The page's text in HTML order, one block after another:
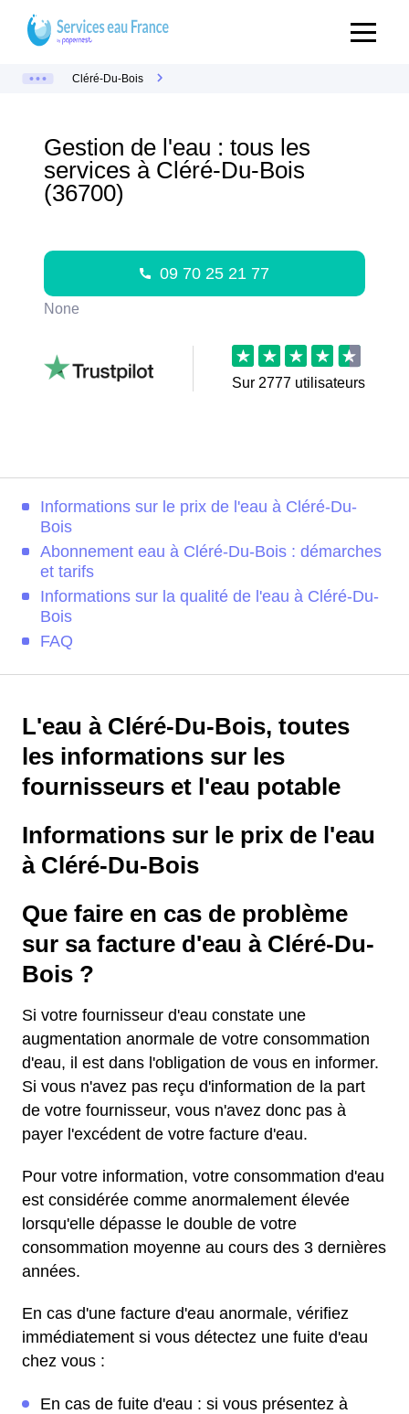
Cléré-Du-Bois
Gestion de l'eau : tous les
services à Cléré-Du-Bois
(36700)
09 70 25 21 77
None
Sur 2777 utilisateurs
Informations sur le prix de l'eau à Cléré-Du-
Bois
Abonnement eau à Cléré-Du-Bois : démarches
et tarifs
Informations sur la qualité de l'eau à Cléré-Du-
Bois
FAQ
L'eau à Cléré-Du-Bois, toutes
les informations sur les
fournisseurs et l'eau potable
Informations sur le prix de l'eau
à Cléré-Du-Bois
Que faire en cas de problème
sur sa facture d'eau à Cléré-Du-
Bois ?
Si votre fournisseur d'eau constate une
augmentation anormale de votre consommation
d'eau, il est dans l'obligation de vous en informer.
Si vous n'avez pas reçu d'information de la part
de votre fournisseur, vous n'avez donc pas à
payer l'excédent de votre facture d'eau.
Pour votre information, votre consommation d'eau
est considérée comme anormalement élevée
lorsqu'elle dépasse le double de votre
consommation moyenne au cours des 3 dernières
années.
En cas d'une facture d'eau anormale, vérifiez
immédiatement si vous détectez une fuite d'eau
chez vous :
En cas de fuite d'eau : si vous présentez à